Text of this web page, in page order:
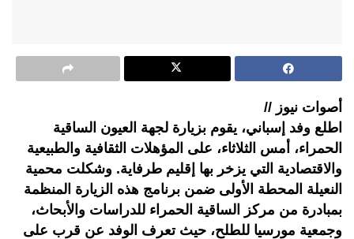
أصوات نيوز //
اطلع وفد إسباني، يقوم بزيارة لجهة العيون الساقية
الحمراء، أمس الثلاثاء، على المؤهلات الثقافية والطبيعية
والاقتصادية التي يزخر بها إقليم طرفاية. وشكلت محمية
النعيلة المحطة الأولى ضمن برنامج هذه الزيارة المنظمة
بمبادرة من مركز الساقية الحمراء للدراسات والأبحاث،
وجمعية مورسيا للطلح، حيث تعرف الوفد عن قرب على